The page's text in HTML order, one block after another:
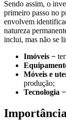
Sendo assim, o
primeiro passo no
envolvem
natureza
inclui, mas não se
Imóveis −
Móveis e
produção;
Tecnologia −